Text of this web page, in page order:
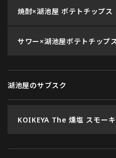
焼酎×湖池屋 ポテトチップス
サワー×湖池屋ポテトチップス
湖池屋のサブスク
KOIKEYA The 燻塩 スモー